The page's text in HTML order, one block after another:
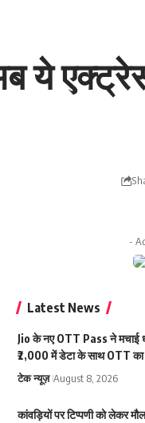
ये
-
Latest News
Jio के नए OTT Pass ने मचाई
₹2,000 में डेटा के साथ OTT
टेक न्यूज़ August 8, 2026
कांवड़ियों पर टिप्पणी को लेकर